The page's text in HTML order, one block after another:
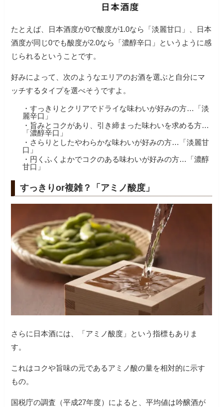
たとえば、日本酒度が0で酸度が1.0なら「淡麗甘口」、日本
酒度が同じ0でも酸度が2.0なら「濃醇辛口」というように感
じられるということです。
好みによって、次のようなエリアのお酒を選ぶと自分にマ
ッチするタイプを選べそうですよ。
・すっきりとクリアでドライな味わいが好みの方…「淡
麗辛口」
・旨みとコクがあり、引き締まった味わいを求める方…
「濃醇辛口」
・さらりとしたやわらかな味わいが好みの方…「淡麗甘
口」
・円くふくよかでコクのある味わいが好みの方…「濃醇
甘口」
すっきりor複雑？「アミノ酸度」
さらに日本酒には、「アミノ酸度」という指標もありま
す。
これはコクや旨味の元であるアミノ酸の量を相対的に示す
もの。
国税庁の調査（平成27年度）によると、平均値は吟醸酒が